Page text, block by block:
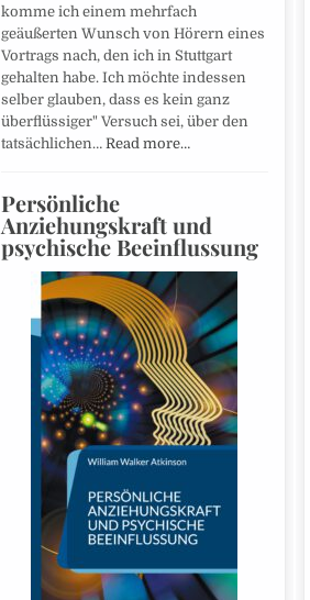
komme ich einem mehrfach
geäußerten Wunsch von Hörern eines
Vortrags nach, den ich in Stuttgart
gehalten habe. Ich möchte indessen
selber glauben, dass es kein ganz
überflüssiger" Versuch sei, über den
tatsächlichen… Read more…
Persönliche
Anziehungskraft und
psychische Beeinflussung